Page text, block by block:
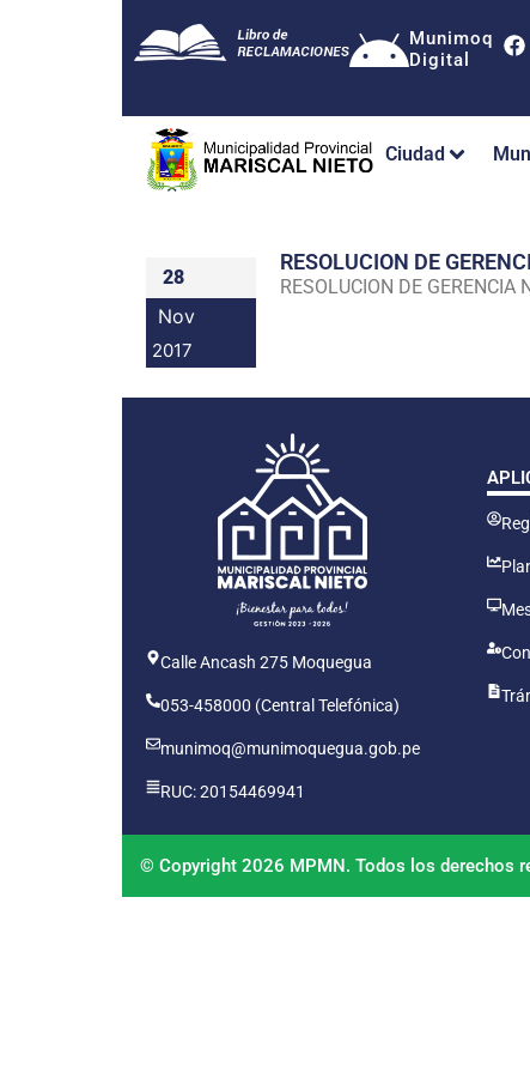
Munimoq
Digital
Ciudad
28
Nov
2017
RESOLUCION DE
RESOLUCION DE
Calle Ancash 275 Moquegua
053-458000 (Central Telefónica)
munimoq@munimoquegua.gob.pe
RUC: 20154469941
© Copyright 2026 MPMN. Todos los derechos